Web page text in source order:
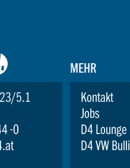
5.1
-0
MEHR
Kontakt
Jobs
D4 Lounge
D4 VW Bulli